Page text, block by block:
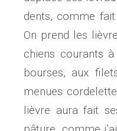
dents, comme
On prend les
chiens courants
bourses, aux
menues
lièvre aura fait